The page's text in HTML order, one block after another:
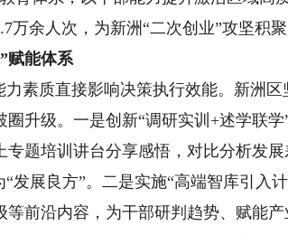
万余人次，为新洲“二次创业”攻坚积聚
能体系
质直接影响决策执行效能。新洲区
升级。一是创新“调研实训+述学联
题培训讲台分享感悟，对比分析发
发展良方”。二是实施“高端智库引入
前沿内容，为干部研判趋势、赋能